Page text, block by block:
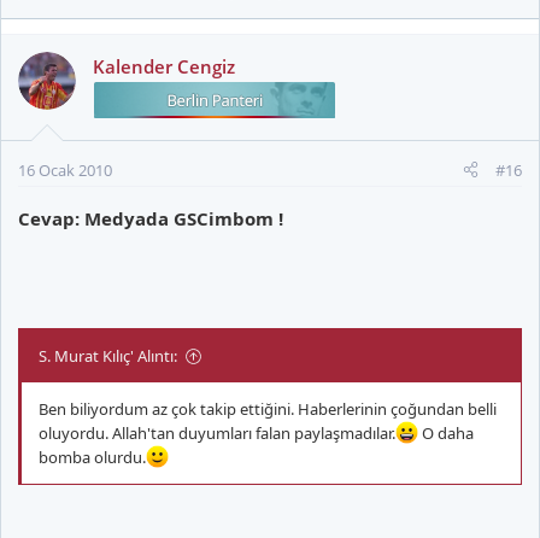
Kalender Cengiz
16 Ocak 2010 #16
Cevap: Medyada GSCimbom !
S. Murat Kılıç' Alıntı:
Ben biliyordum az çok takip ettiğini. Haberlerinin çoğundan belli
oluyordu. Allah'tan duyumları falan paylaşmadılar.
O daha
bomba olurdu.